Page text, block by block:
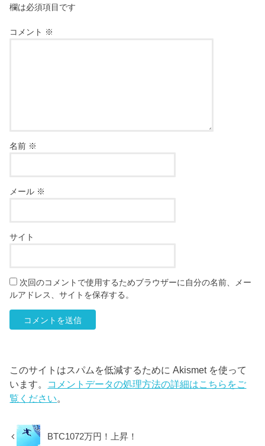
欄は必須項目です
コメント ※
名前 ※
メール ※
サイト
次回のコメントで使用するためブラウザーに自分の名前、メー
ルアドレス、サイトを保存する。
このサイトはスパムを低減するために Akismet を使って
います。 コメントデータの処理方法の詳細はこちらをご
覧ください
BTC1072万円！上昇！